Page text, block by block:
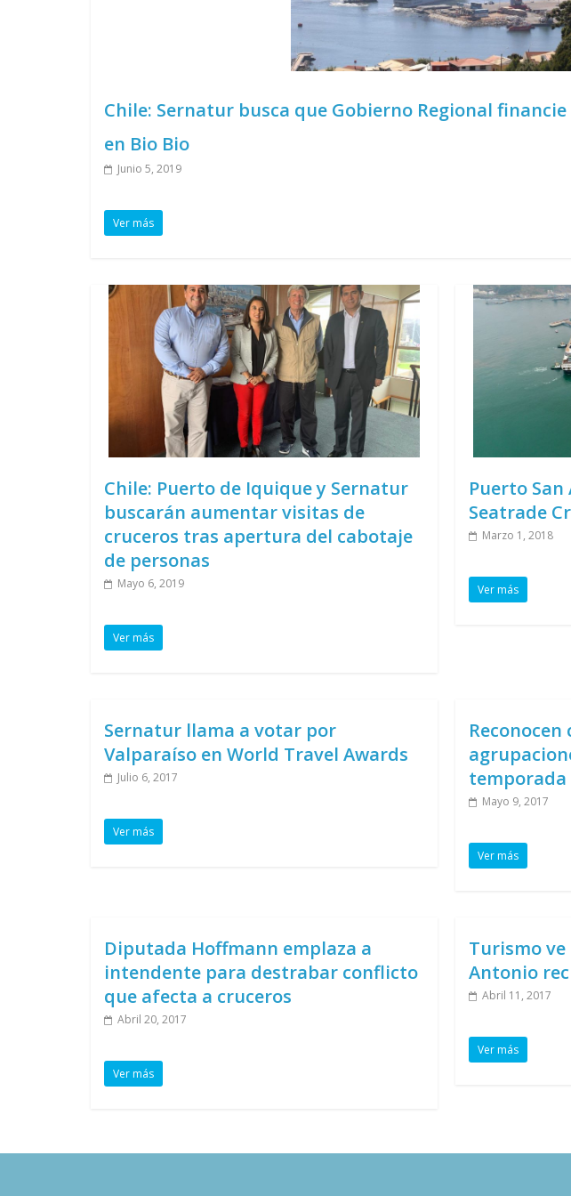
Chile: Sernatur busca que Gobierno Regional
en Bio Bio
Junio 5, 2019
Ver más
Chile: Puerto de Iquique y Sernatur
buscarán aumentar visitas de
cruceros tras apertura del cabotaje
de personas
Mayo 6, 2019
Ver más
Puerto
Seatrade
Marzo 1, 2018
Ver más
Sernatur llama a votar por
Valparaíso en World Travel Awards
Julio 6, 2017
Ver más
temporada
Mayo 9, 2017
Ver más
Diputada Hoffmann emplaza a
intendente para destrabar conflicto
que afecta a cruceros
Abril 20, 2017
Ver más
Turismo
Antonio
Abril 11, 2017
Ver más